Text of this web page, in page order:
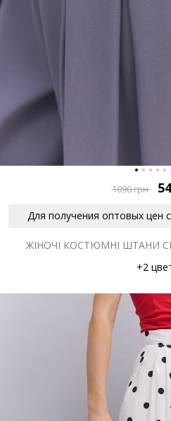
1090грн
Для получения оптовых цен
ЖІНОЧІ КОСТЮМНІ ШТАНИ
+2